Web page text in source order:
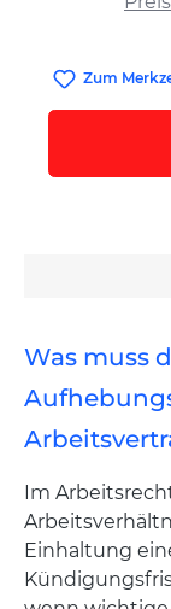
Zum
Was muss
Im
Einhaltung